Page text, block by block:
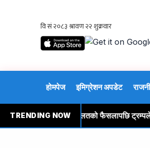
होमपेज इमिग्रेशन अपडेट
TRENDING NOW
सर्वोच्च अदालतको फैसलापछि ट्रम्पले